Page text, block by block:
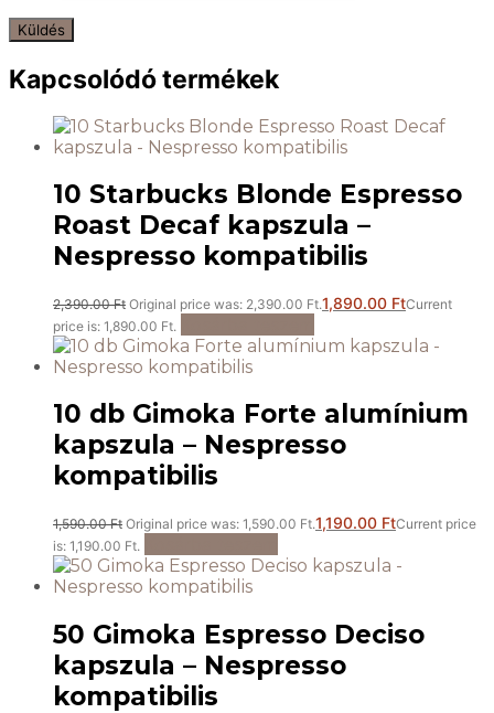
Kapcsolódó termékek
10 Starbucks Blonde Espresso
Roast Decaf kapszula –
Nespresso kompatibilis
2,390.00Ft Original price was: 2,390.00 Ft.1,890.00 FtCurrent
price is: 1,890.00 Ft.
10 db Gimoka Forte alumínium
kapszula – Nespresso
kompatibilis
1,590.00Ft Original price was: 1,590.00 Ft.1,190.00 FtCurrent price
is: 1,190.00 Ft.
50 Gimoka Espresso Deciso
kapszula – Nespresso
kompatibilis